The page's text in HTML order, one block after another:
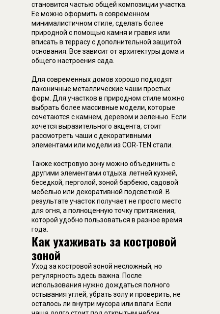
становится частью общей композиции участка.
Ее можно оформить в современном
минималистичном стиле, сделать более
природной с помощью камня и гравия или
вписать в террасу с дополнительной защитой
основания. Все зависит от архитектуры дома и
общего настроения сада.
Для современных домов хорошо подходят
лаконичные металлические чаши простых
форм. Для участков в природном стиле можно
выбрать более массивные модели, которые
сочетаются с камнем, деревом и зеленью. Если
хочется выразительного акцента, стоит
рассмотреть чаши с декоративными
элементами или модели из COR-TEN стали.
Также костровую зону можно объединить с
другими элементами отдыха: летней кухней,
беседкой, перголой, зоной барбекю, садовой
мебелью или декоративной подсветкой. В
результате участок получает не просто место
для огня, а полноценную точку притяжения,
которой удобно пользоваться в разное время
года.
Как ухаживать за костровой
зоной
Уход за костровой зоной несложный, но
регулярность здесь важна. После
использования нужно дождаться полного
остывания углей, убрать золу и проверить, не
осталось ли внутри мусора или влаги. Если